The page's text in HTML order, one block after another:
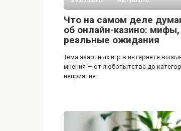
Что на самом деле
об онлайн-казино: мифы,
реальные ожидания
Тема азартных игр в интернете
мнения — от любопытства до
неприятия.